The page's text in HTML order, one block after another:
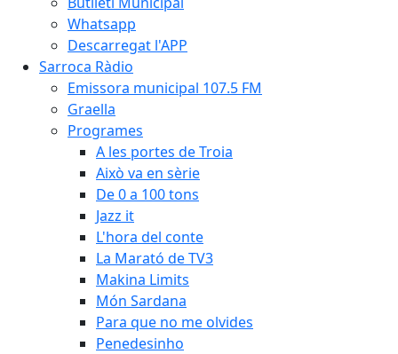
Whatsapp
Descarregat l'APP
Sarroca Ràdio
Emissora municipal 107.5 FM
Graella
Programes
A les portes de Troia
Això va en sèrie
De 0 a 100 tons
Jazz it
L'hora del conte
La Marató de TV3
Makina Limits
Món Sardana
Para que no me olvides
Penedesinho